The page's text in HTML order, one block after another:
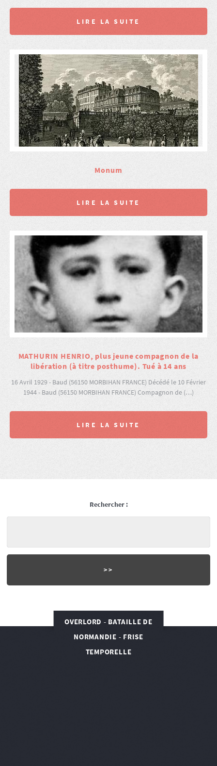
LIRE LA SUITE
Monum
LIRE LA SUITE
MATHURIN HENRIO, plus jeune compagnon de la
libération (à titre posthume). Tué à 14 ans
16 Avril 1929 - Baud (56150 MORBIHAN FRANCE) Décédé le 10 Février
1944 - Baud (56150 MORBIHAN FRANCE) Compagnon de (…)
LIRE LA SUITE
Rechercher :
OVERLORD - BATAILLE DE
NORMANDIE - FRISE
TEMPORELLE